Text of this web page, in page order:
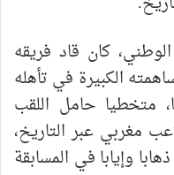
كان قاد فريقه
الكبيرة في تأهله
متخطيا حامل اللقب
مغربي عبر التاريخ،
وإيابا في المسابقة